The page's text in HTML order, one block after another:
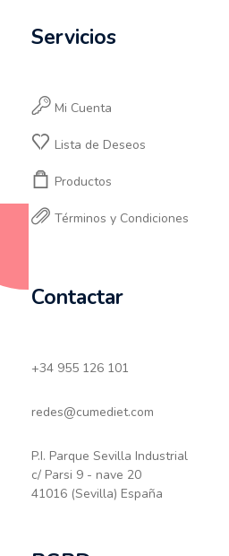
Servicios
Mi Cuenta
Lista de Deseos
Productos
Términos y Condiciones
Contactar
+34 955 126 101
redes@cumediet.com
P.I. Parque Sevilla Industrial
c/ Parsi 9 - nave 20
41016 (Sevilla) España